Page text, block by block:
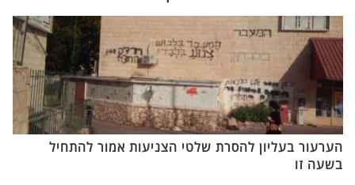
הערעור בעליון להסרת שלטי הצניעות אמור להתחיל
בשעה זו